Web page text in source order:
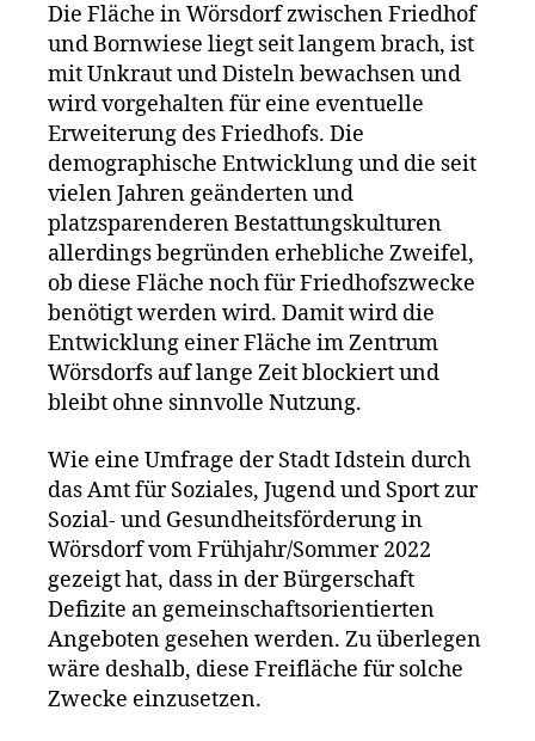
Die Fläche in Wörsdorf zwischen Friedhof
und Bornwiese liegt seit langem brach, ist
mit Unkraut und Disteln bewachsen und
wird vorgehalten für eine eventuelle
Erweiterung des Friedhofs. Die
demographische Entwicklung und die seit
vielen Jahren geänderten und
platzsparenderen Bestattungskulturen
allerdings begründen erhebliche Zweifel,
ob diese Fläche noch für Friedhofszwecke
benötigt werden wird. Damit wird die
Entwicklung einer Fläche im Zentrum
Wörsdorfs auf lange Zeit blockiert und
bleibt ohne sinnvolle Nutzung.
Wie eine Umfrage der Stadt Idstein durch
das Amt für Soziales, Jugend und Sport zur
Sozial- und Gesundheitsförderung in
Wörsdorf vom Frühjahr/Sommer 2022
gezeigt hat, dass in der Bürgerschaft
Defizite an gemeinschaftsorientierten
Angeboten gesehen werden. Zu überlegen
wäre deshalb, diese Freifläche für solche
Zwecke einzusetzen.